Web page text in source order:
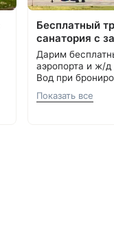
Бесплатный
санатория с
Дарим
аэропорта и ж/
Вод при
000 ₽.
С теплом и
8 800 700-15-77
Показать все